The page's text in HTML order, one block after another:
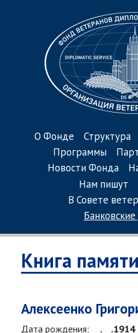
О Фонде Структура
Программы
Новости Фонда
Нам пишут
В Совете
Книга
Алексеенко
Дата рождения:
__.__.1914